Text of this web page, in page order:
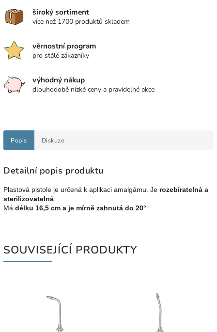
široký sortiment
více než 1700 produktů skladem
věrnostní program
pro stálé zákazníky
výhodný nákup
dlouhodobě nízké ceny a pravidelné akce
Popis Diskuze
Detailní popis produktu
Plastová pistole je určená k aplikaci amalgámu. Je rozebíratelná a
sterilizovatelná
Má délku 16,5 cm a je mírně zahnutá do 20°
SOUVISEJÍCÍ PRODUKTY